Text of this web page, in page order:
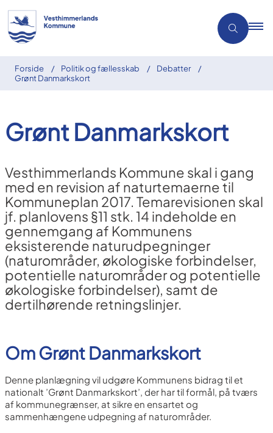
Forside Politik og fællesskab
Debatter
Grønt Danmarkskort
Grønt Danmarkskort
Vesthimmerlands Kommune skal i gang
med en revision af naturtemaerne til
Kommuneplan 2017. Temarevisionen skal
jf. planlovens §11 stk. 14 indeholde en
gennemgang af Kommunens
eksisterende naturudpegninger
(naturområder, økologiske forbindelser,
potentielle naturområder og potentielle
økologiske forbindelser), samt de
dertilhørende retningslinjer.
Om Grønt Danmarkskort
Denne planlægning vil udgøre Kommunens bidrag til et
nationalt ’Grønt Danmarkskort’, der har til formål, på tværs
af kommunegrænser, at sikre en ensartet og
sammenhængene udpegning af naturområder.